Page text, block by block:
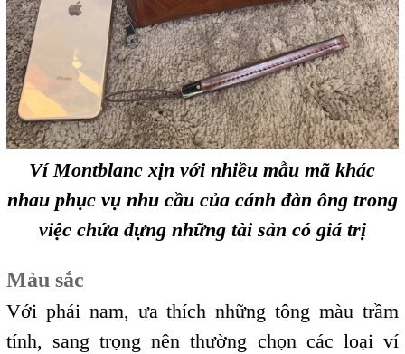
Ví Montblanc xịn với nhiều mẫu mã khác
nhau phục vụ nhu cầu của cánh đàn ông trong
việc chứa đựng những tài sản có giá trị
Màu sắc
Với phái nam, ưa thích những tông màu trầm
tính, sang trọng nên thường chọn các loại ví